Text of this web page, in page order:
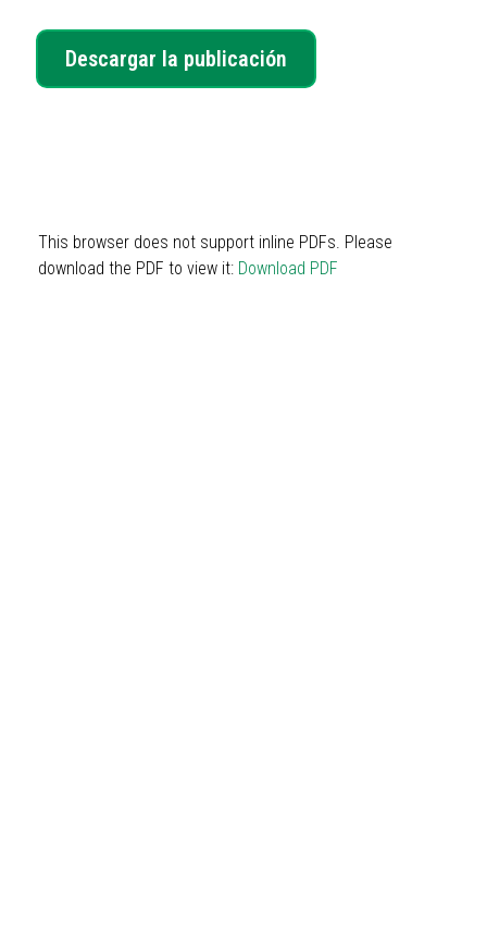
Descargar la publicación
This browser does not support inline PDFs. Please
download the PDF to view it: Download PDF